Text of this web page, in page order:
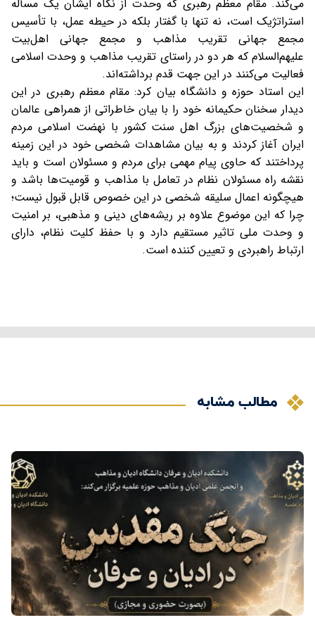
می‌کند. مقام معظم رهبری که وحدت از نگاه ایشان یک مسأله
استراتژیک است، نه تنها با گفتار بلکه در حیطه عمل، با تأسیس
مجمع جهانی تقریب مذاهب و مجمع جهانی اهل‌بیت
علیهم‌السلام که هر دو در راستای تقریب مذاهب و وحدت اسلامی
فعالیت می‌کنند در این جهت قدم برداشته‌اند.
این استاد حوزه و دانشگاه بیان کرد: مقام معظم رهبری در این
دیدار سخنان حکیمانه خود را با بیان خاطراتی از همراهی‌ عالمان
و شخصیت‌های بزرگ اهل سنت کشور با نهضت اسلامی مردم
ایران آغاز کردند و به بیان مشاهدات شخصی خود در این زمینه
پرداختند که حاوی پیام مهمی برای مردم و مسئولان است و باید
نقشه راه مسئولان نظام در تعامل با مذاهب و قومیت‌ها باشد و
هیچگونه اعمال سلیقه شخصی در این خصوص قابل قبول نیست؛
چرا که این موضوع علاوه بر ریشه‌های دینی و مذهبی، بر امنیت
و وحدت ملی تاثیر مستقیم دارد و با حفظ کلیت نظام، دارای
ارتباط راهبردی و تعیین کننده است.
مطالب مشابه